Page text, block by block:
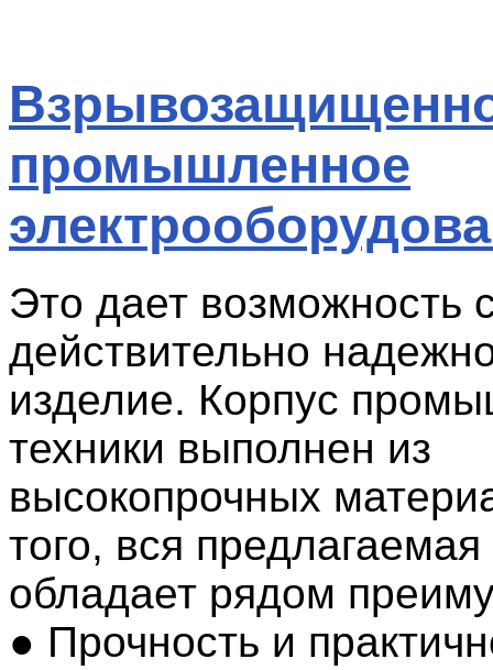
промышленное
Это дает возможность
действительно
изделие. Корпус
техники выполнен из
высокопрочных
того, вся
обладает рядом
● Прочность и